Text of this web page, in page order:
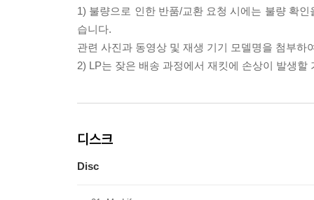
1) 불량으로 인한 반품/교환 요청 시에는 불량 확
습니다.
관련 사진과 동영상 및 재생 기기 모델명을 첨부하
2) LP는 잦은 배송 과정에서 재킷에 손상이 발생
디스크
Disc